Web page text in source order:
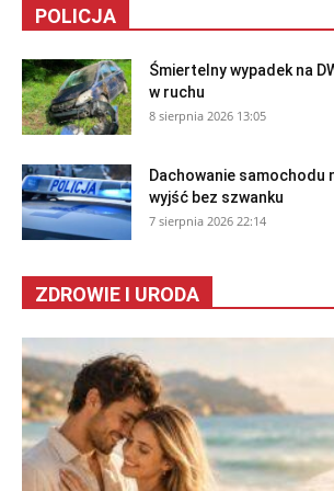
POLICJA
Śmiertelny wypadek na
w ruchu
8 sierpnia 2026 13:05
Dachowanie samochodu
wyjść bez szwanku
7 sierpnia 2026 22:14
ZDROWIE I URODA